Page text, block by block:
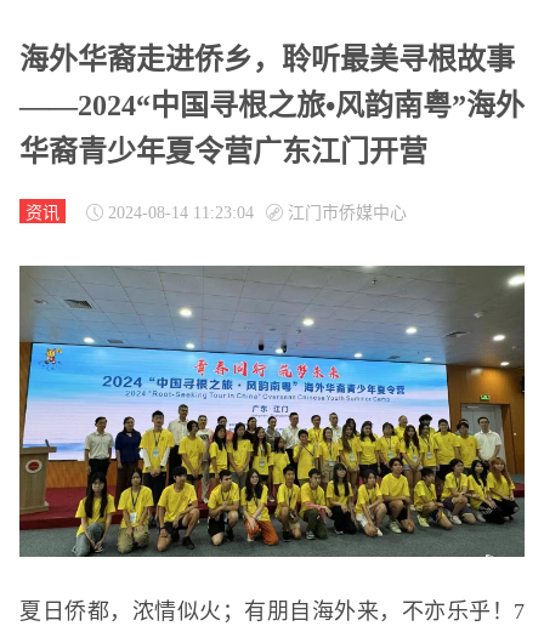
海外华裔走进侨乡，聆听最美寻根故事
——2024“中国寻根之旅•风韵南粤”海外
华裔青少年夏令营广东江门开营
资讯 2024-08-14 11:23:04 江门市侨媒中心
夏日侨都，浓情似火；有朋自海外来，不亦乐乎！7